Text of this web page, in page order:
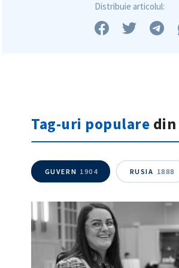
Distribuie articolul:
Tag-uri populare
GUVERN 1904 RUSIA 1888